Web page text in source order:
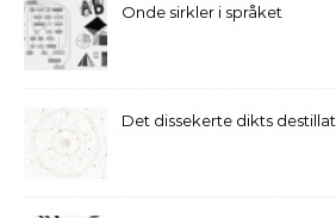
Onde sirkler i språket
Det dissekerte dikts destillat